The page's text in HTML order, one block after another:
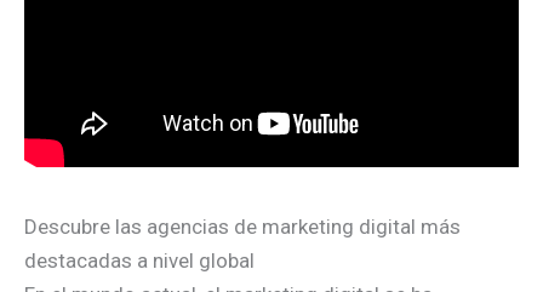
Descubre las agencias de marketing digital más
destacadas a nivel global